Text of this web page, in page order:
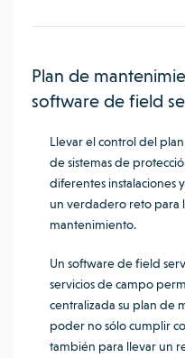
Plan de
software de field
Llevar el control del
de sistemas de
diferentes instalaciones
un verdadero reto para
mantenimiento.
Un software de field
servicios de campo
centralizada su plan de
poder no sólo cumplir
también para llevar un